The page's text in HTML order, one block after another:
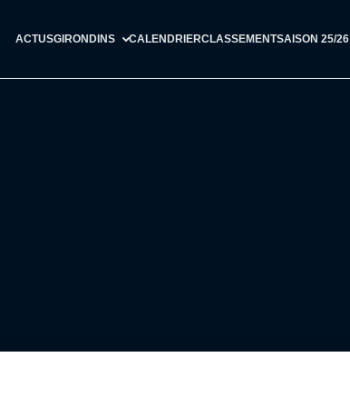
ACTUSGIRONDINS CALENDRIERCLASSEMENTSAISON 25/26